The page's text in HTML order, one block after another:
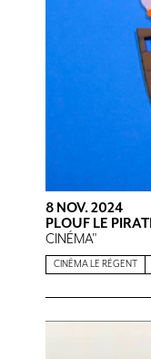
8 NOV. 2024
PLOUF LE
CINÉMA"
CINÉMA LE RÉGENT